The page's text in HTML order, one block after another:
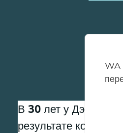
В 30 лет у Дэни
результате
WA